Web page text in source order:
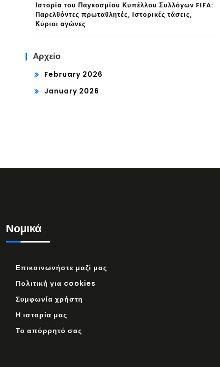
Ιστορία του Παγκοσμίου Κυπέλλου Συλλόγων FIFA:
Παρελθόντες πρωταθλητές, Ιστορικές τάσεις,
Κύριοι αγώνες
Αρχείο
February 2026
January 2026
Νομικά
Επικοινωνήστε μαζί μας
Πολιτική για cookies
Συμφωνία χρήστη
Η ιστορία μας
Το απόρρητό σας